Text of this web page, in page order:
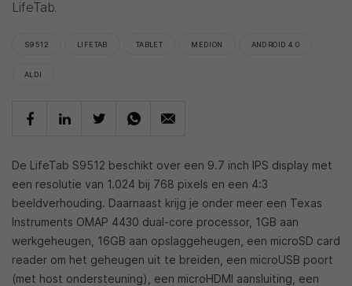
LifeTab.
S9512 LIFETAB TABLET MEDION ANDROID 4.0
ALDI
De LifeTab S9512 beschikt over een 9.7 inch IPS display met
een resolutie van 1.024 bij 768 pixels en een 4:3
beeldverhouding. Daarnaast krijg je onder meer een Texas
Instruments OMAP 4430 dual-core processor, 1GB aan
werkgeheugen, 16GB aan opslaggeheugen, een microSD card
reader om het geheugen uit te breiden, een microUSB poort
(met host ondersteuning), een microHDMI aansluiting, een